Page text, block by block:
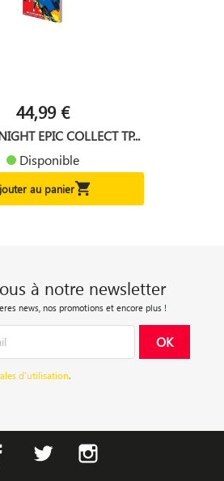
44,99 €
EPIC COLLECT TP...
Disponible
au panier
à notre newsletter
news, nos promotions et encore plus !
d’utilisation.
Facebook Twitter